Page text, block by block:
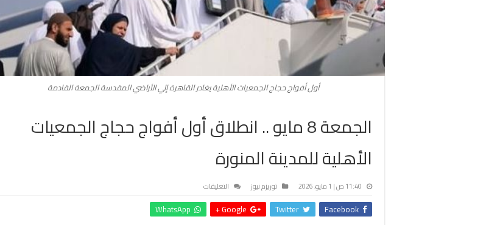
أول أفواج حجاج الجمعيات الأهلية يغادر القاهرة إلي الأراضي المقدسة الجمعة القادمة
الجمعة 8 مايو .. انطلاق أول أفواج حجاج الجمعيات
الأهلية للمدينة المنورة
11:40 ص | 1 مايو، 2026 توريزم نيوز التعليقات
8
Facebook
Twitter
Google +
WhatsApp